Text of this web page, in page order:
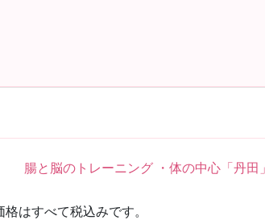
腸と脳のトレーニング ・体の中心「丹田
はすべて税込みです。